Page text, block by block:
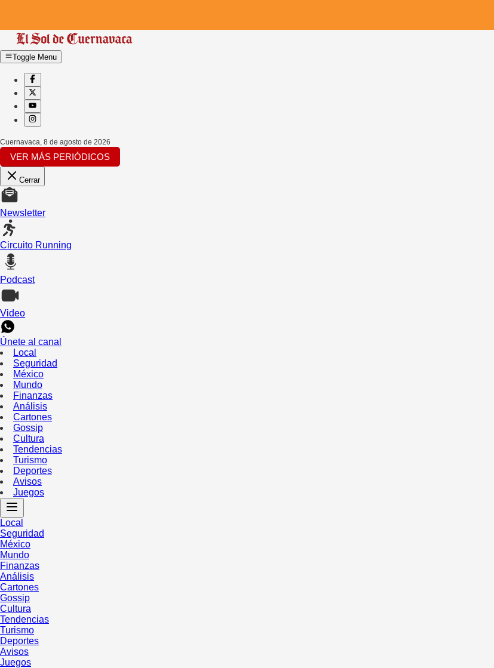
Toggle Menu
Cuernavaca 8 de agosto de 2026
VER MÁS PERIÓDICOS
Cerrar
Newsletter
Circuito Running
Podcast
Video
Únete al canal
Local
Seguridad
México
Mundo
Finanzas
Análisis
Cartones
Gossip
Cultura
Tendencias
Turismo
Deportes
Avisos
Juegos
Local
Seguridad
México
Mundo
Finanzas
Análisis
Cartones
Gossip
Cultura
Tendencias
Turismo
Deportes
Avisos
Juegos